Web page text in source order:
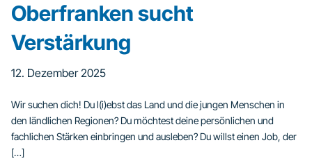
Oberfranken sucht
Verstärkung
12. Dezember 2025
Wir suchen dich! Du l(i)ebst das Land und die jungen Menschen in
den ländlichen Regionen? Du möchtest deine persönlichen und
fachlichen Stärken einbringen und ausleben? Du willst einen Job, der
[…]